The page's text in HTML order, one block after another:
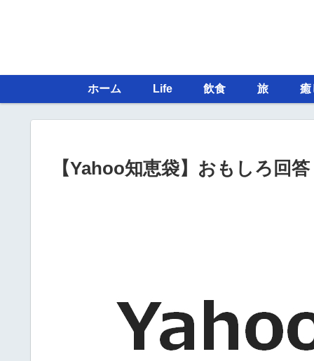
ホーム Life 飲食 旅 癒
【Yahoo知恵袋】おもしろ回答